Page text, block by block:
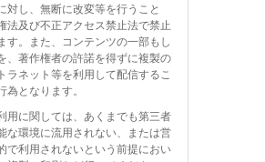
対し、無断に改変等を行うこと
法及び不正アクセス禁止法で禁止
す。また、コンテンツの一部もし
、著作権者の許諾を得ずに複製の
ラネット等を利用して配信するこ
為となります。
用に関しては、あくまでも第三者
な環境に流用されない、または営
で利用されないという前提におい